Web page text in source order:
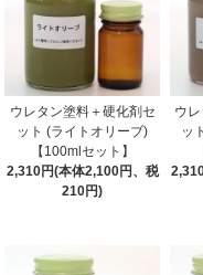
ウレタン塗料＋硬化剤セ
ット (ライトオリーブ)
【100mlセット】
2,310円(本体2,100円、税
210円)
ウ
ッ